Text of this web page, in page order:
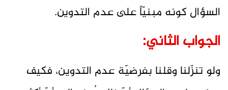
السؤال كونه مبنيّاً على عدم التدوين.
الجواب الثاني:
ولو تنزّلنا وقلنا بفرضيّة عدم التدوين، فكيف